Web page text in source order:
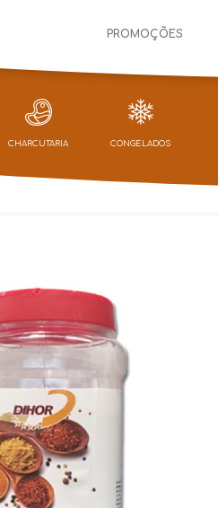
PROMOÇÕES
CHARCUTARIA CONGELADOS